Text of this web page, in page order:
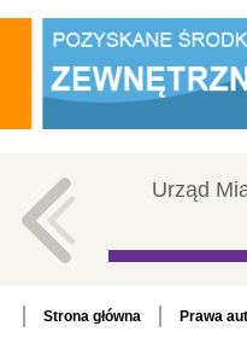
Urząd
Strona główna Prawa